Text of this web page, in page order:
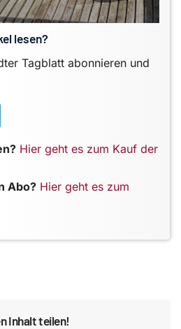
lesen?
Tagblatt abonnieren und
Hier geht es zum Kauf der
Abo? Hier geht es zum
Inhalt teilen!